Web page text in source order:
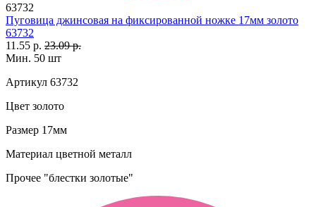
63732
Пуговица джинсовая на фиксированной ножке 17мм золото
63732
11.55 р. 23.09 р.
Мин. 50 шт
Артикул 63732
Цвет золото
Размер 17мм
Материал цветной металл
Прочее "блестки золотые"